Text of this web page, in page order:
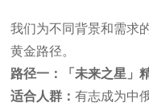
我们为不同背景和需求
黄金路径。
路径一：「未来之星」
适合人群：有志成为中